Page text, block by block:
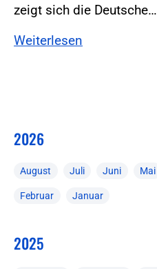
zeigt sich die Deutsche…
Weiterlesen
2026
August Juli Juni Mai
Februar Januar
2025